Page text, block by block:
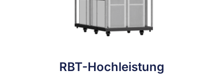
RBT-Hochleistung